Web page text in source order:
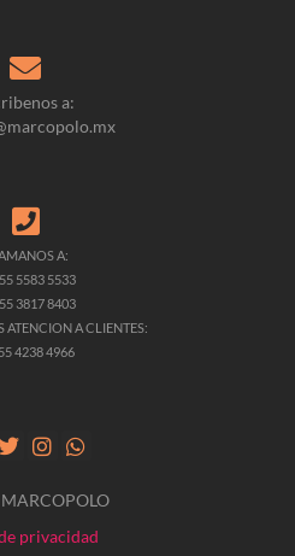
a:
A:
5583 5533
3817 8403
ATENCION A CLIENTES:
4238 4966
privacidad